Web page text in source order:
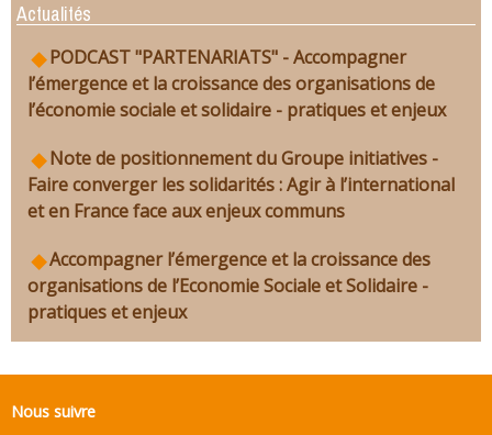
Actualités
PODCAST "PARTENARIATS" - Accompagner
l’émergence et la croissance des organisations de
l’économie sociale et solidaire - pratiques et enjeux
Note de positionnement du Groupe initiatives -
Faire converger les solidarités : Agir à l’international
et en France face aux enjeux communs
Accompagner l’émergence et la croissance des
organisations de l’Economie Sociale et Solidaire -
pratiques et enjeux
Nous suivre